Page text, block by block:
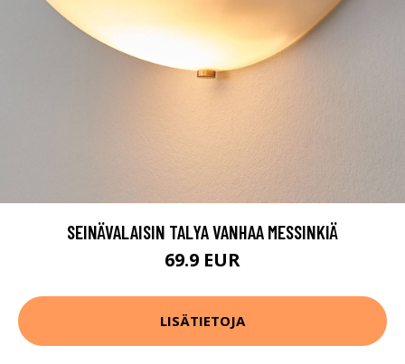
SEINÄVALAISIN TALYA VANHAA MESSINKIÄ
69.9 EUR
LISÄTIETOJA